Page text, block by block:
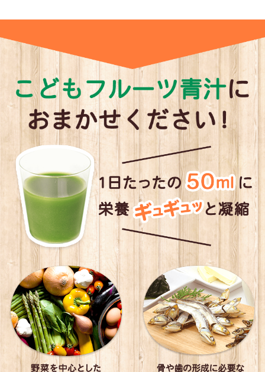
飲み慣れていき、今では夕食後に毎日忘れずに飲んでい
ます。
私も試飲しましたが、とても飲みやすかったで
す。栄養の補助として、とても始めやすいですし、味も
いいと思います。
リピーター yytaro
2018年12月2日
★★★★★ 利用歴：12ヶ月目
野菜不足を心配し、こどもフルーツ青汁を注文しまし
た。息子はヨーグルトに混ぜてたべるのがお気に入りで
す。味も気に入っています。こちらの商品に出会って、
注文して良かったです。そして今回はパッケージが大好
きなはなかっぱでよろこんでいます。これからもずっと
続いていきたいと思います。
リピーター れいえいママ
2018年11月25日
★★★★★ 利用歴：1年〜1年半以上